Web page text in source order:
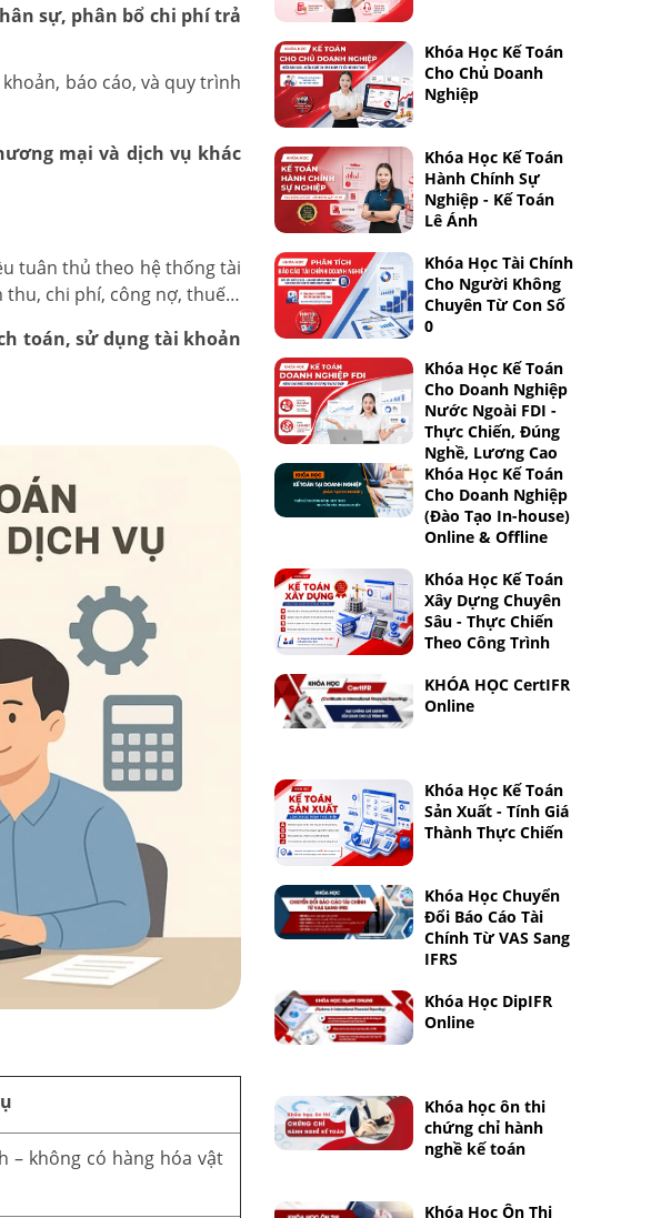
sự, phân bổ chi phí trả
báo cáo, và quy trình
mại và dịch vụ khác
tuân thủ theo hệ thống tài
thu, chi phí, công nợ, thuế…
toán, sử dụng tài khoản
– không có hàng hóa vật
Khóa Học Kế Toán
Cho Chủ Doanh
Nghiệp
Khóa Học Kế Toán
Hành Chính Sự
Nghiệp - Kế Toán
Lê Ánh
Khóa Học Tài Chính
Cho Người Không
Chuyên Từ Con Số
0
Khóa Học Kế Toán
Cho Doanh Nghiệp
Nước Ngoài FDI -
Thực Chiến, Đúng
Nghề, Lương Cao
Khóa Học Kế Toán
Cho Doanh Nghiệp
(Đào Tạo In-house)
Online & Offline
Khóa Học Kế Toán
Xây Dựng Chuyên
Sâu - Thực Chiến
Theo Công Trình
KHÓA HỌC CertIFR
Online
Khóa Học Kế Toán
Sản Xuất - Tính Giá
Thành Thực Chiến
Khóa Học Chuyển
Đổi Báo Cáo Tài
Chính Từ VAS Sang
IFRS
Khóa Học DipIFR
Online
Khóa học ôn thi
chứng chỉ hành
nghề kế toán
Khóa Học Ôn Thi